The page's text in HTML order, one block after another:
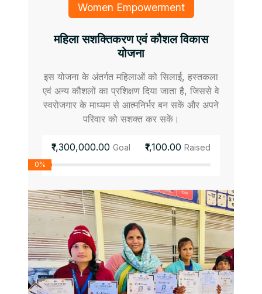
Women Empowerment
महिला सशक्तिकरण एवं कौशल विकास
योजना
इस योजना के अंतर्गत महिलाओं को सिलाई, हस्तकला
एवं अन्य कौशलों का प्रशिक्षण दिया जाता है, जिससे वे
स्वरोजगार के माध्यम से आत्मनिर्भर बन सकें और अपने
परिवार को सशक्त कर सकें।
₹1,300,000.00 Goal ₹1,100.00 Raised
0%